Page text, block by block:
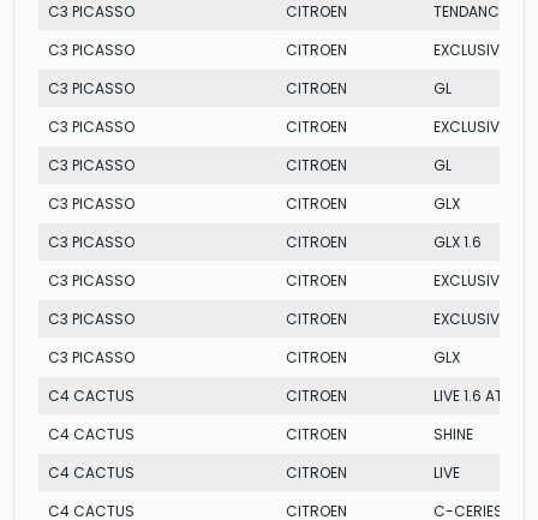
C3 PICASSO CITROEN
TENDANCE
C3 PICASSO
CITROEN
EXCLUSIVE
C3 PICASSO
CITROEN
GL
C3 PICASSO
CITROEN
EXCLUSIVE
C3 PICASSO
CITROEN
GL
C3 PICASSO
CITROEN
GLX
C3 PICASSO
CITROEN
GLX 1.6
C3 PICASSO
CITROEN
EXCLUSIVE
C3 PICASSO
CITROEN
EXCLUSIVE AT
C3 PICASSO
CITROEN
GLX
C4 CACTUS
CITROEN
LIVE 1.6 AT
C4 CACTUS
CITROEN
SHINE
C4 CACTUS
CITROEN
LIVE
C4 CACTUS
CITROEN
C-CERIES 1.6